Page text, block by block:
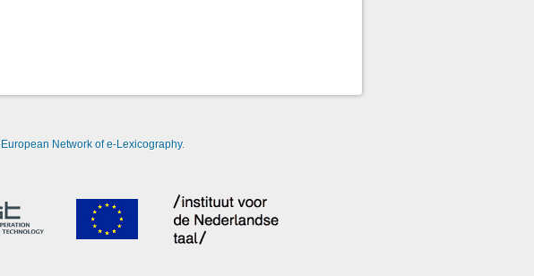
European Network of e-Lexicography.